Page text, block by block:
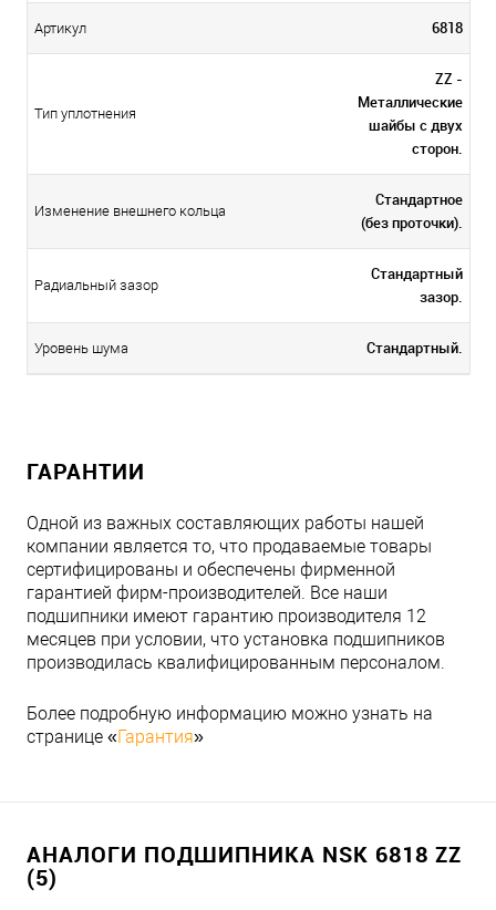
Артикул 6818
Тип уплотнения
ZZ -
Металлические
шайбы с двух
сторон.
Изменение внешнего кольца
Стандартное
(без проточки).
Радиальный зазор
Стандартный
зазор.
Уровень шума Стандартный.
ГАРАНТИИ
Одной из важных составляющих работы нашей
компании является то, что продаваемые товары
сертифицированы и обеспечены фирменной
гарантией фирм-производителей. Все наши
подшипники имеют гарантию производителя 12
месяцев при условии, что установка подшипников
производилась квалифицированным персоналом.
Более подробную информацию можно узнать на
странице «Гарантия»
АНАЛОГИ ПОДШИПНИКА NSK 6818 ZZ
(5)